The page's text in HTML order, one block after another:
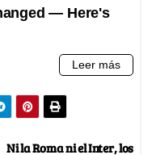
Ni la Roma ni el Inter, los